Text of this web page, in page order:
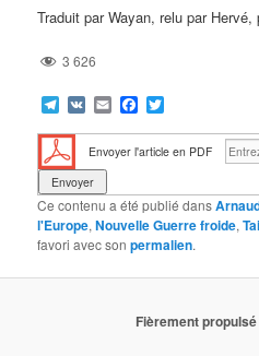
Traduit par Wayan, relu par
3 626
Telegram
VK EmailFacebook
Envoyer l'article en PDF
Ce contenu a été publié dans
l'Europe,Nouvelle Guerre froide,
favori avec sonpermalien.
Fièrement